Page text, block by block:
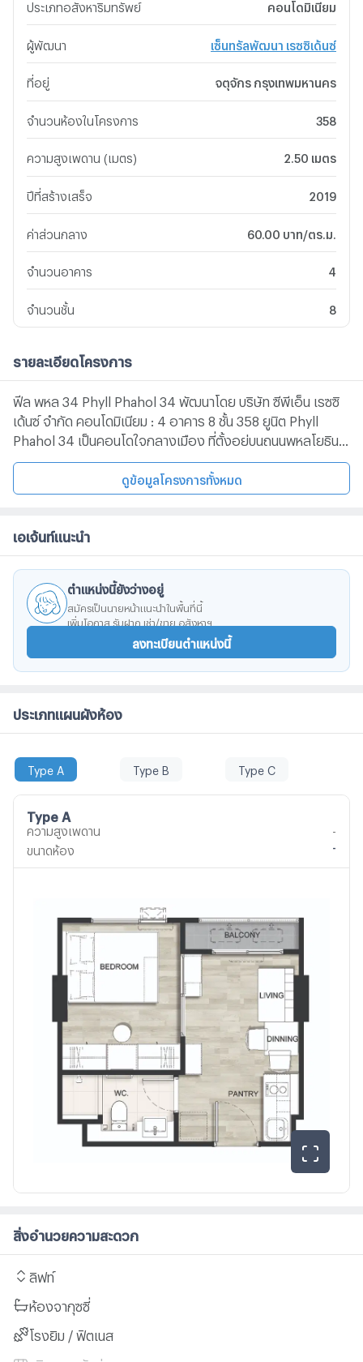
ประเภทอสังหาริมทรัพย์ คอนโดมิเนียม
ผู้พัฒนา เซ็นทรัลพัฒนา เรซซิเด้นซ์
ที่อยู่ จตุจักร กรุงเทพมหานคร
จำนวนห้องในโครงการ 358
ความสูงเพดาน (เมตร) 2.50 เมตร
ปีที่สร้างเสร็จ 2019
ค่าส่วนกลาง 60.00 บาท/ตร.ม.
จำนวนอาคาร 4
จำนวนชั้น 8
รายละเอียดโครงการ
ฟีล พหล 34 Phyll Phahol 34 พัฒนาโดย บริษัท ซีพีเอ็น เรซซิ
เด้นซ์ จำกัด คอนโดมิเนียม : 4 อาคาร 8 ชั้น 358 ยูนิต Phyll
Phahol 34 เป็นคอนโดใจกลางเมือง ที่ตั้งอยู่บนถนนพหลโยธิน
และร่มรื่น ภายใต้แนวคิด “LIVE EVERYDAY IN URBAN
HIDEAWAY” มีพื้นที่สีเขียวกระจายอยู่รอบ ๆ พร้อมด้วยส่วน
และรถไฟฟ้า BTS -Major รัชโยธิน, Central Plaza ลาดพร้าว
-รพ.เปาโล เกษตร -รถไฟฟ้า BTS สถานีเสนานิคม -ถนนพหลโยธิน
-ม.เกษตรศาสตร์ และ ม.ศรีปทุม
ดูข้อมูลโครงการทั้งหมด
เอเจ้นท์แนะนำ
ตำแหน่งนี้ยังว่างอยู่
สมัครเป็นนายหน้าแนะนำในพื้นที่นี้
เพิ่มโอกาส รับฝาก เช่า/ขาย อสังหาฯ
ลงทะเบียนตำแหน่งนี้
ประเภทแผนผังห้อง
Type A Type B Type C
Type A
ความสูงเพดาน
ขนาดห้อง
สิ่งอำนวยความสะดวก
ลิฟท์
ห้องจากุซซี่
โรงยิม / ฟิตเนส